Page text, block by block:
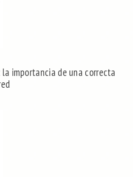
importancia de una correcta